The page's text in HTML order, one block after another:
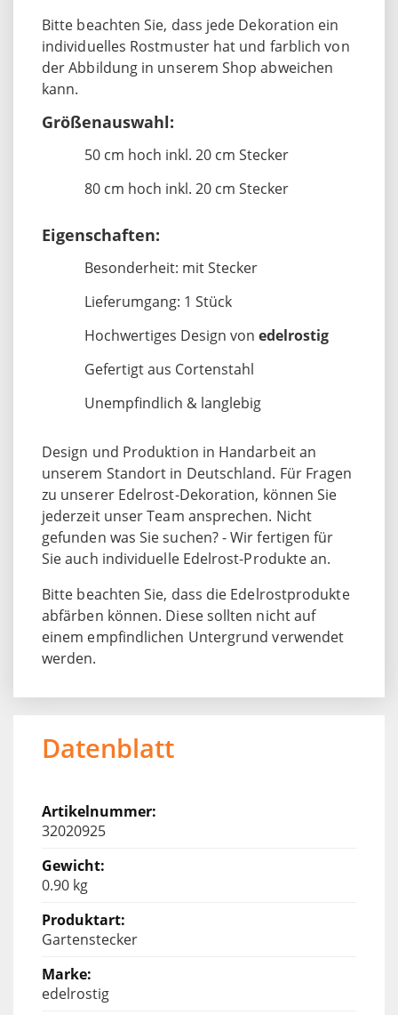
Bitte beachten Sie, dass jede Dekoration ein
individuelles Rostmuster hat und farblich von
der Abbildung in unserem Shop abweichen
kann.
Größenauswahl:
50 cm hoch inkl. 20 cm Stecker
80 cm hoch inkl. 20 cm Stecker
Eigenschaften:
Besonderheit: mit Stecker
Lieferumgang: 1 Stück
Hochwertiges Design von edelrostig
Gefertigt aus Cortenstahl
Unempfindlich & langlebig
Design und Produktion in Handarbeit an
unserem Standort in Deutschland. Für Fragen
zu unserer Edelrost-Dekoration, können Sie
jederzeit unser Team ansprechen. Nicht
gefunden was Sie suchen? - Wir fertigen für
Sie auch individuelle Edelrost-Produkte an.
Bitte beachten Sie, dass die Edelrostprodukte
abfärben können. Diese sollten nicht auf
einem empfindlichen Untergrund verwendet
werden.
Datenblatt
32020925
0.90 kg
Gartenstecker
edelrostig